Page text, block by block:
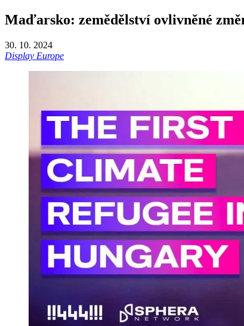
Maďarsko: zemědělství ovlivněné
30. 10. 2024
Display Europe